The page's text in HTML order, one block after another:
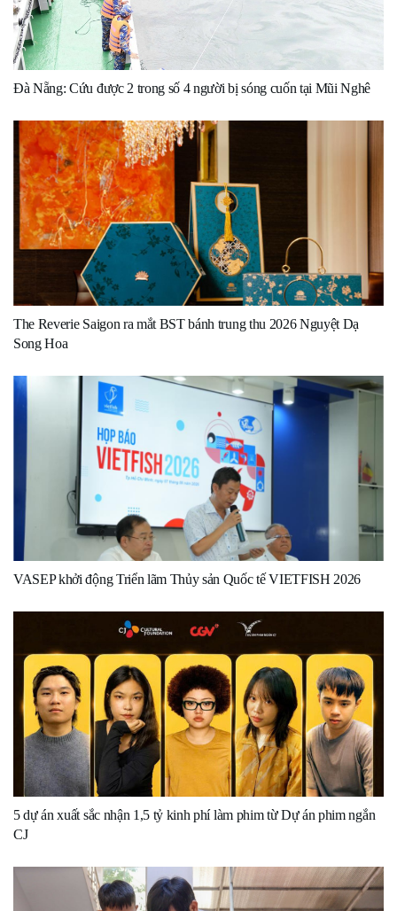
Đà Nẵng: Cứu được 2 trong số 4 người bị sóng cuốn tại Mũi Nghê
The Reverie Saigon ra mắt BST bánh trung thu 2026 Nguyệt Dạ
Song Hoa
VASEP khởi động Triển lãm Thủy sản Quốc tế VIETFISH 2026
5 dự án xuất sắc nhận 1,5 tỷ kinh phí làm phim từ Dự án phim ngắn
CJ